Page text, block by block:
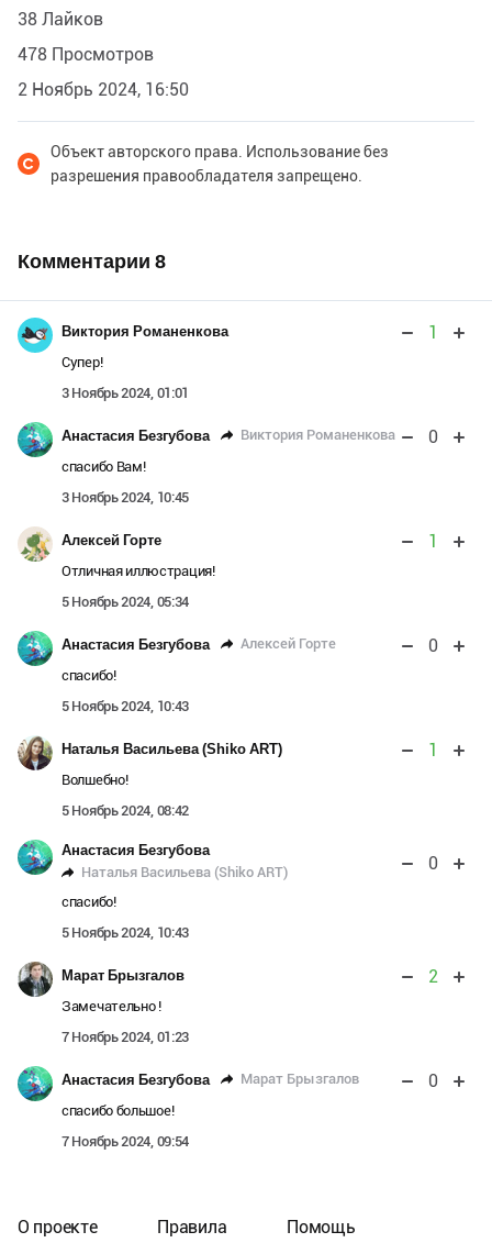
38 Лайков
478 Просмотров
2 Ноябрь 2024, 16:50
Объект авторского права. Использование без
разрешения правообладателя запрещено.
Комментарии 8
Виктория Романенкова 1
Супер!
3 Ноябрь 2024, 01:01
Анастасия Безгубова Виктория Романенкова 0
спасибо Вам!
3 Ноябрь 2024, 10:45
Алексей Горте 1
Отличная иллюстрация!
5 Ноябрь 2024, 05:34
Анастасия Безгубова Алексей Горте 0
спасибо!
5 Ноябрь 2024, 10:43
Наталья Васильева (Shiko ART) 1
Волшебно!
5 Ноябрь 2024, 08:42
Анастасия Безгубова
Наталья Васильева (Shiko ART)
0
спасибо!
5 Ноябрь 2024, 10:43
Марат Брызгалов 2
Замечательно !
7 Ноябрь 2024, 01:23
Анастасия Безгубова Марат Брызгалов 0
спасибо большое!
7 Ноябрь 2024, 09:54
О проекте Правила Помощь